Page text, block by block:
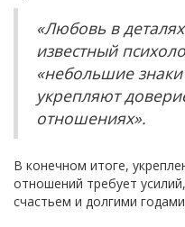
«Любовь в
известный
«небольшие
укрепляют
отношениях».
В конечном итоге,
отношений требует
счастьем и долгими